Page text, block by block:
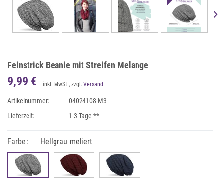
Feinstrick Beanie mit Streifen Melange
9,99 € inkl. MwSt., zzgl. Versand
Artikelnummer:
04024108-M3
Lieferzeit:
1-3 Tage **
Farbe: Hellgrau meliert